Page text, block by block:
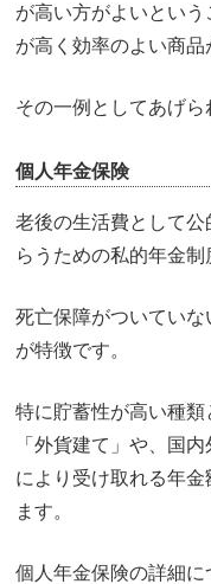
が高い方がよいとい
が高く効率のよい商品
その一例としてあげら
個人年金保険
老後の生活費として
らうための私的年金制
死亡保障がついてい
が特徴です。
特に貯蓄性が高い種
「外貨建て」や、国
により受け取れる年
ます。
個人年金保険の詳細に